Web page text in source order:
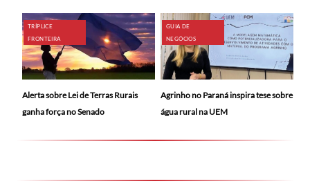
TRÍPLICE
FRONTEIRA
Alerta sobre Lei de Terras Rurais
ganha força no Senado
GUIA DE
NEGÓCIOS
Agrinho no Paraná inspira tese sobre
água rural na UEM